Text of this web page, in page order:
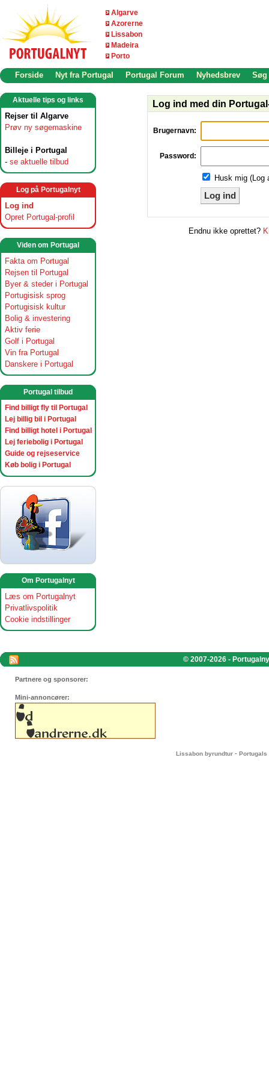
Algarve
Azorerne
Lissabon
Madeira
Porto
Forside Nyt fra Portugal Portugal Forum Nyhedsbrev Søg
Aktuelle tips og links
Rejser til Algarve
Prøv ny søgemaskine
Billeje i Portugal
- se aktuelle tilbud
Log på Portugalnyt
Log ind
Opret Portugal-profil
Viden om Portugal
Fakta om Portugal
Rejsen til Portugal
Byer & steder i Portugal
Portugisisk sprog
Portugisisk kultur
Bolig & investering
Aktiv ferie
Golf i Portugal
Vin fra Portugal
Danskere i Portugal
Portugal tilbud
Find billigt fly til Portugal
Lej billig bil i Portugal
Find billigt hotel i Portugal
Lej feriebolig i Portugal
Guide og rejseservice
Køb bolig i Portugal
Om Portugalnyt
Læs om Portugalnyt
Privatlivspolitik
Cookie indstillinger
Log ind med din
Brugernavn:
Password:
Husk mig (Log
Log ind
Endnu ikke oprettet?
© 2007-2026 -
Partnere og sponsorer:
Mini-annoncører:
Lissabon byrundtur - Portugals